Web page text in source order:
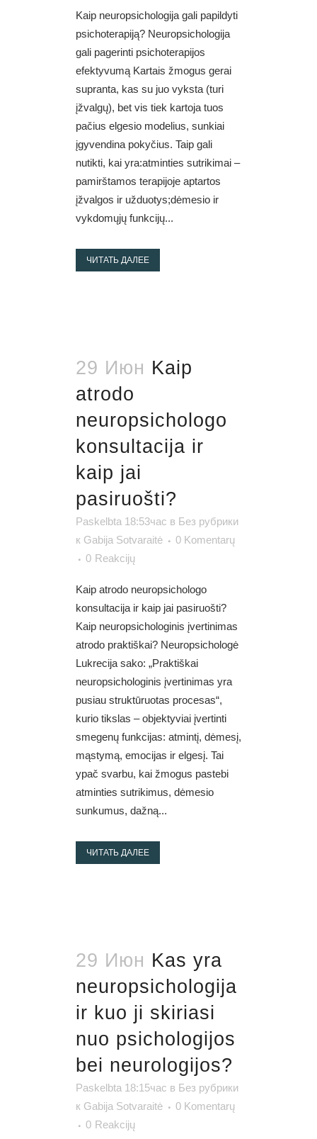
Kaip neuropsichologija gali papildyti
psichoterapiją? Neuropsichologija
gali pagerinti psichoterapijos
efektyvumą Kartais žmogus gerai
supranta, kas su juo vyksta (turi
įžvalgų), bet vis tiek kartoja tuos
pačius elgesio modelius, sunkiai
įgyvendina pokyčius. Taip gali
nutikti, kai yra:atminties sutrikimai –
pamirštamos terapijoje aptartos
įžvalgos ir užduotys;dėmesio ir
vykdomųjų funkcijų...
ЧИТАТЬ ДАЛЕЕ
29 Июн Kaip
atrodo
neuropsichologo
konsultacija ir
kaip jai
pasiruošti?
Paskelbta 18:53час в Без рубрики
к Gabija Sotvaraitė
0 Komentarų
0 Reakcijų
Kaip atrodo neuropsichologo
konsultacija ir kaip jai pasiruošti?
Kaip neuropsichologinis įvertinimas
atrodo praktiškai? Neuropsichologė
Lukrecija sako: „Praktiškai
neuropsichologinis įvertinimas yra
pusiau struktūruotas procesas“,
kurio tikslas – objektyviai įvertinti
smegenų funkcijas: atmintį, dėmesį,
mąstymą, emocijas ir elgesį. Tai
ypač svarbu, kai žmogus pastebi
atminties sutrikimus, dėmesio
sunkumus, dažną...
ЧИТАТЬ ДАЛЕЕ
29 Июн Kas yra
neuropsichologija
ir kuo ji skiriasi
nuo psichologijos
bei neurologijos?
Paskelbta 18:15час в Без рубрики
к Gabija Sotvaraitė
0 Komentarų
0 Reakcijų